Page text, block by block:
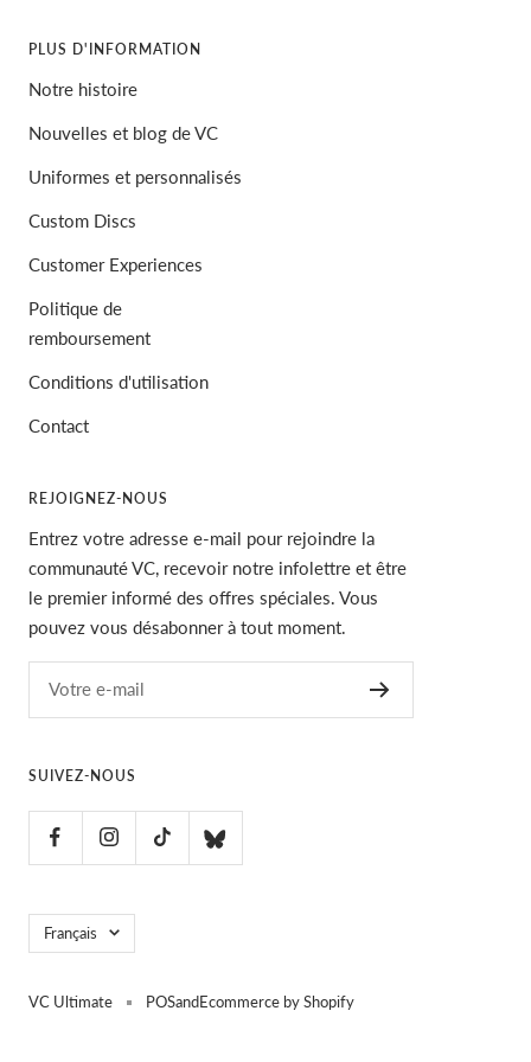
PLUS D'INFORMATION
Notre histoire
Nouvelles et blog de VC
Uniformes et personnalisés
Custom Discs
Customer Experiences
Politique de
remboursement
Conditions d'utilisation
Contact
REJOIGNEZ-NOUS
Entrez votre adresse e-mail pour rejoindre la
communauté VC, recevoir notre infolettre et être
le premier informé des offres spéciales. Vous
pouvez vous désabonner à tout moment.
Votre e-mail
SUIVEZ-NOUS
Langue
Français
VC Ultimate POSandEcommerce by Shopify